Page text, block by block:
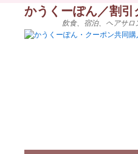
かうくーぽん／割
飲食、宿泊、ヘアサ